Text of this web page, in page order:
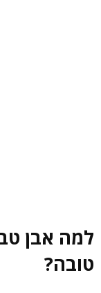
למה אבן
טובה?